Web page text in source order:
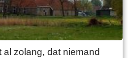
komt namelijk omhoog als
zolang, dat niemand